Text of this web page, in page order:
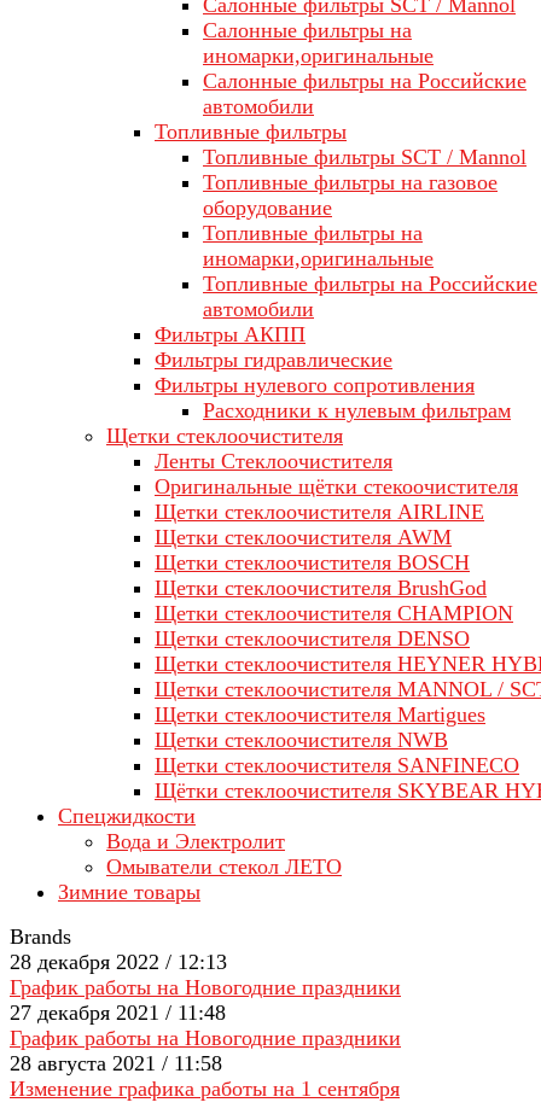
Салонные фильтры SCT / Mannol
Салонные фильтры на
иномарки,оригинальные
Салонные фильтры на Российские
автомобили
Топливные фильтры
Топливные фильтры SCT / Mannol
Топливные фильтры на газовое
оборудование
Топливные фильтры на
иномарки,оригинальные
Топливные фильтры на Российские
автомобили
Фильтры АКПП
Фильтры гидравлические
Фильтры нулевого сопротивления
Расходники к нулевым фильтрам
Щетки стеклоочистителя
Ленты Стеклоочистителя
Оригинальные щётки стекоочистителя
Щетки стеклоочистителя AIRLINE
Щетки стеклоочистителя AWM
Щетки стеклоочистителя BOSCH
Щетки стеклоочистителя BrushGod
Щетки стеклоочистителя CHAMPION
Щетки стеклоочистителя DENSO
Щетки стеклоочистителя HEYNER
Щетки стеклоочистителя MANNOL /
Щетки стеклоочистителя Martigues
Щетки стеклоочистителя NWB
Щетки стеклоочистителя SANFINECO
Щётки стеклоочистителя SKYBEAR
Спецжидкости
Вода и Электролит
Омыватели стекол ЛЕТО
Зимние товары
Brands
28 декабря 2022 / 12:13
График работы на Новогодние праздники
27 декабря 2021 / 11:48
График работы на Новогодние праздники
28 августа 2021 / 11:58
Изменение графика работы на 1 сентября